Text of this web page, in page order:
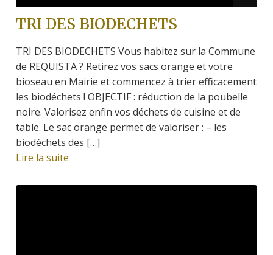
TRI DES BIODECHETS
TRI DES BIODECHETS Vous habitez sur la Commune
de REQUISTA ? Retirez vos sacs orange et votre
bioseau en Mairie et commencez à trier efficacement
les biodéchets ! OBJECTIF : réduction de la poubelle
noire. Valorisez enfin vos déchets de cuisine et de
table. Le sac orange permet de valoriser : – les
biodéchets des […]
Lire la suite